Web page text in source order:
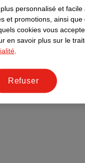
personnalisé et facile
et promotions, ainsi
cookies vous
en savoir plus sur le
Refuser